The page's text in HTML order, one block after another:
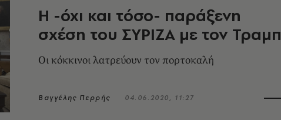
Η -όχι και τόσο- παράξενη
σχέση του ΣΥΡΙΖΑ με τον Τραμπ
Οι κόκκινοι λατρεύουν τον πορτοκαλή
Βαγγέλης Περρής 04.06.2020, 11:27